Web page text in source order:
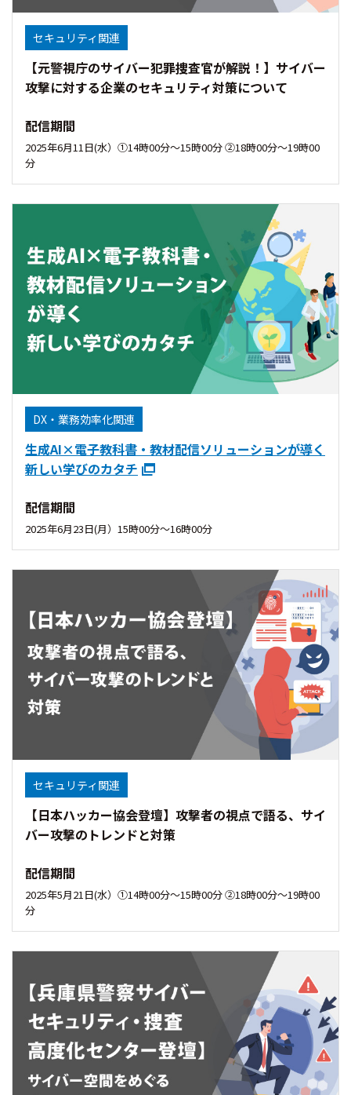
セキュリティ関連
【元警視庁のサイバー犯罪捜査官が解説！】サイバー
攻撃に対する企業のセキュリティ対策について
配信期間
2025年6月11日(水）①14時00分〜15時00分 ②18時00分～19時00
分
DX・業務効率化関連
生成AI×電子教科書・教材配信ソリューションが導く
新しい学びのカタチ
配信期間
2025年6月23日(月）15時00分〜16時00分
セキュリティ関連
【日本ハッカー協会登壇】攻撃者の視点で語る、サイ
バー攻撃のトレンドと対策
配信期間
2025年5月21日(水）①14時00分〜15時00分 ②18時00分～19時00
分